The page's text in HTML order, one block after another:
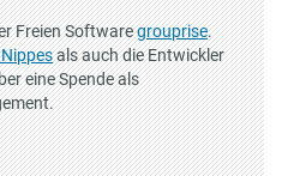
Freien Softwaregrouprise.
als auch die Entwickler
eine Spende als